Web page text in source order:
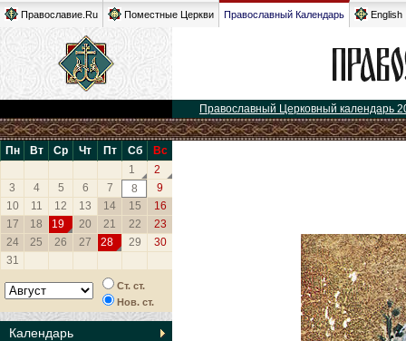
Православие.Ru Поместные Церкви Православный Календарь English
Православный Церковный календарь
Пн Вт Ср Чт Пт Сб
Вс
1
2
3
4 5 6 7 8
9
10
11 12 13 14 15
16
17
18 19 20 21 22
23
24
25 26 27 28 29
30
31
Ст. ст.
Нов. ст.
Календарь